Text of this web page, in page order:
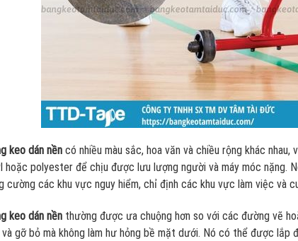
keo dán nền có nhiều màu sắc, hoa văn và chiều rộng khác
hoặc polyester để chịu được lưu lượng người và máy móc nặng.
cường các khu vực nguy hiểm, chỉ định các khu vực làm việc và
keo dán nền thường được ưa chuộng hơn so với các đường vẽ
gỡ bỏ mà không làm hư hỏng bề mặt dưới. Nó có thể được lắp